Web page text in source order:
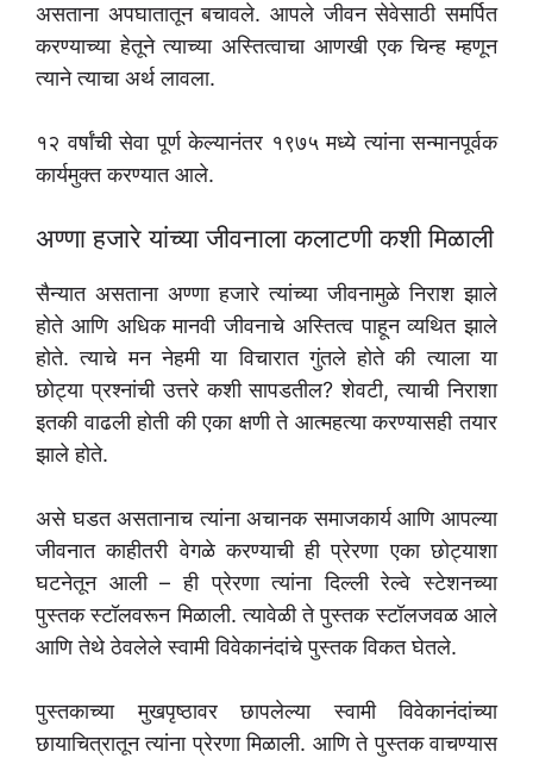
असताना अपघातातून बचावले. आपले जीवन सेवेसाठी समर्पित
करण्याच्या हेतूने त्याच्या अस्तित्वाचा आणखी एक चिन्ह म्हणून
त्याने त्याचा अर्थ लावला.
१२ वर्षांची सेवा पूर्ण केल्यानंतर १९७५ मध्ये त्यांना सन्मानपूर्वक
कार्यमुक्त करण्यात आले.
अण्णा हजारे यांच्या जीवनाला कलाटणी कशी मिळाली
सैन्यात असताना अण्णा हजारे त्यांच्या जीवनामुळे निराश झाले
होते आणि अधिक मानवी जीवनाचे अस्तित्व पाहून व्यथित झाले
होते. त्याचे मन नेहमी या विचारात गुंतले होते की त्याला या
छोट्या प्रश्नांची उत्तरे कशी सापडतील? शेवटी, त्याची निराशा
इतकी वाढली होती की एका क्षणी ते आत्महत्या करण्यासही तयार
झाले होते.
असे घडत असतानाच त्यांना अचानक समाजकार्य आणि आपल्या
जीवनात काहीतरी वेगळे करण्याची ही प्रेरणा एका छोट्याशा
घटनेतून आली – ही प्रेरणा त्यांना दिल्ली रेल्वे स्टेशनच्या
पुस्तक स्टॉलवरून मिळाली. त्यावेळी ते पुस्तक स्टॉलजवळ आले
आणि तेथे ठेवलेले स्वामी विवेकानंदांचे पुस्तक विकत घेतले.
पुस्तकाच्या मुखपृष्ठावर छापलेल्या स्वामी विवेकानंदांच्या
छायाचित्रातून त्यांना प्रेरणा मिळाली. आणि ते पुस्तक वाचण्यास